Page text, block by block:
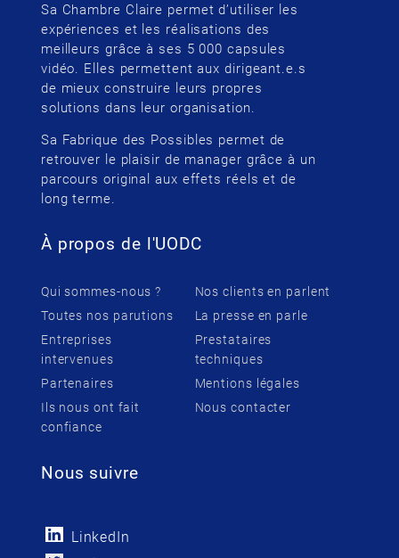
Sa Chambre Claire permet d’utiliser les
expériences et les réalisations des
meilleurs grâce à ses 5 000 capsules
vidéo. Elles permettent aux dirigeant.e.s
de mieux construire leurs propres
solutions dans leur organisation.
Sa Fabrique des Possibles permet de
retrouver le plaisir de manager grâce à un
parcours original aux effets réels et de
long terme.
À propos de l'UODC
Qui sommes-nous ?
Toutes nos parutions
Entreprises
intervenues
Partenaires
Ils nous ont fait
confiance
Nos clients en parlent
La presse en parle
Prestataires
techniques
Mentions légales
Nous contacter
Nous suivre
LinkedIn